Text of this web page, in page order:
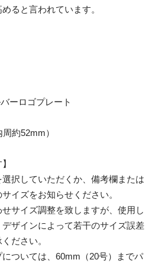
ると言われています。
ーロゴプレート
約52mm）
選択していただくか、備考欄または
イズをお知らせください。
せサイズ調整を致しますが、使用し
ザインによって若干のサイズ誤差
ださい。
については、60mm（20号）までパ